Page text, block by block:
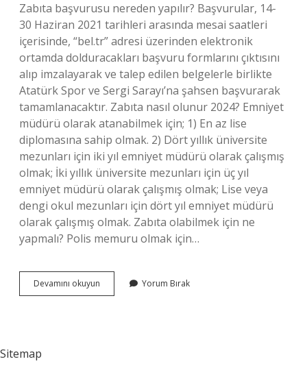
Zabıta başvurusu nereden yapılır? Başvurular, 14-
30 Haziran 2021 tarihleri ​​arasında mesai saatleri
içerisinde, “bel.tr” adresi üzerinden elektronik
ortamda dolduracakları başvuru formlarını çıktısını
alıp imzalayarak ve talep edilen belgelerle birlikte
Atatürk Spor ve Sergi Sarayı’na şahsen başvurarak
tamamlanacaktır. Zabıta nasıl olunur 2024? Emniyet
müdürü olarak atanabilmek için; 1) En az lise
diplomasına sahip olmak. 2) Dört yıllık üniversite
mezunları için iki yıl emniyet müdürü olarak çalışmış
olmak; İki yıllık üniversite mezunları için üç yıl
emniyet müdürü olarak çalışmış olmak; Lise veya
dengi okul mezunları için dört yıl emniyet müdürü
olarak çalışmış olmak. Zabıta olabilmek için ne
yapmalı? Polis memuru olmak için…
Devamını okuyun
Olmak
Yorum Bırak
Sitemap